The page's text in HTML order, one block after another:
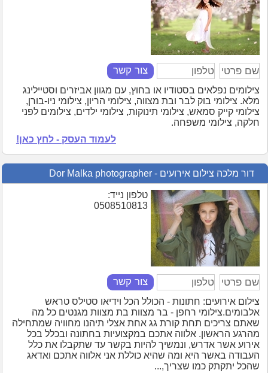
צור קשר
צילומים נפלאים בסטודיו או בחוץ, עם מגוון אביזרים וסטיילינג
מלא. צילומי בוק לבר ובת מצווה, צילומי הריון, צילומי ניו-בורן,
צילומי קייק סמאש, צילומי תינוקות, צילומי ילדים, צילומים לפני
חלקה, צילומי משפחה.
לעמוד העסק - לחץ כאן!
דור מלכה צילום אירועים - Dor Malka photographer
טלפון נייד:
0508510813
צור קשר
צילום אירועים: חתונות - הכולל הכל וידיאו סטילס טראש
אלבומים.צילומי רחפן - בר מצוות בת מצוות מגנטים כל מה
שאתם צריכים תחת קורת גג אחת אצלי תיהנו מחוויה שמתחילה
מהרגע הראשון. אלווה אתכם במקצועיות בחתונה ובכלל בכל
אירוע אשר אדרש, ונמשיך להיות בקשר עד שתקבלו את כלל
העבודה באשר היא ומה שהיא כוללת אני אלווה אתכם ואדאג
שהכל יתקתק כמו שצריך,...